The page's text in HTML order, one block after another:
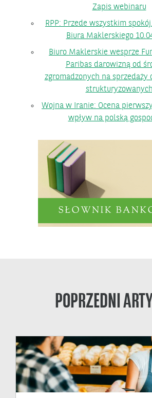
Zapis webinaru
RPP: Przede wszystkim
Biura Maklerskiego
Biuro Maklerskie wesprze
Paribas darowizną od
zgromadzonych na
strukturyzowanych
Wojna w Iranie: Ocena
wpływ na polską
POPRZEDNI